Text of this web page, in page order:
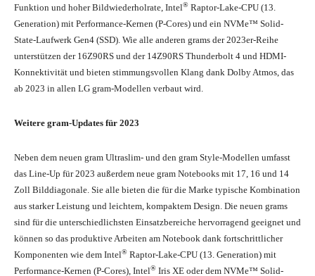
Funktion und hoher Bildwiederholrate, Intel® Raptor-Lake-CPU (13.
Generation) mit Performance-Kernen (P-Cores) und ein NVMe™ Solid-
State-Laufwerk Gen4 (SSD). Wie alle anderen grams der 2023er-Reihe
unterstützen der 16Z90RS und der 14Z90RS Thunderbolt 4 und HDMI-
Konnektivität und bieten stimmungsvollen Klang dank Dolby Atmos, das
ab 2023 in allen LG gram-Modellen verbaut wird.
Weitere gram-Updates für 2023
Neben dem neuen gram Ultraslim- und den gram Style-Modellen umfasst
das Line-Up für 2023 außerdem neue gram Notebooks mit 17, 16 und 14
Zoll Bilddiagonale. Sie alle bieten die für die Marke typische Kombination
aus starker Leistung und leichtem, kompaktem Design. Die neuen grams
sind für die unterschiedlichsten Einsatzbereiche hervorragend geeignet und
können so das produktive Arbeiten am Notebook dank fortschrittlicher
Komponenten wie dem Intel® Raptor-Lake-CPU (13. Generation) mit
Performance-Kernen (P-Cores), Intel® Iris XE oder dem NVMe™ Solid-